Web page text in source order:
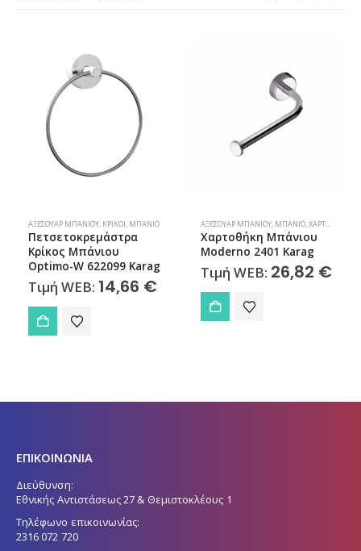
ΑΞΕΣΟΥΆΡ ΜΠΆΝΙΟΥ, ΚΡΊΚΟΙ, ΜΠΆΝΙΟ
Πετσετοκρεμάστρα
Κρίκος Μπάνιου
Optimo-W 622099 Karag
Τιμή WEB: 14,66 €
ΑΞΕΣΟΥΆΡ ΜΠΆΝΙΟΥ, ΜΠΆΝΙΟ,ΧΑΡΤΟΘΉΚΕΣ
Χαρτοθήκη Μπάνιου
Moderno 2401 Karag
Τιμή WEB: 26,82 €
ΕΠΙΚΟΙΝΩΝΙΑ
Διεύθυνση:
Εθνικής Αντιστάσεως 27 & Θεμιστοκλέους 1
Τηλέφωνο επικοινωνίας:
2316 072 720